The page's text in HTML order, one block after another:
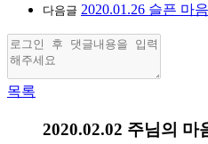
다음글 2020.01.26 슬픈 마
목록
2020.02.02 주님의 마